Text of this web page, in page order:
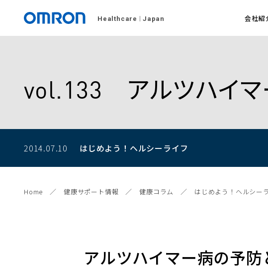
Healthcare Japan 会社紹
vol.133 アルツハイ
2014.07.10 はじめよう！ ヘルシーライフ
Home 健康サポート情報 健康コラム はじめよう！ヘルシー
アルツハイマー病の予防